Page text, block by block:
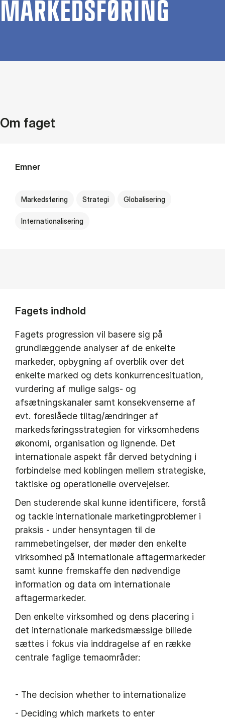
MAR­KEDS­FØ­RING
Om faget
Emner
Markedsføring Strategi Globalisering
Internationalisering
Fagets indhold
Fagets progression vil basere sig på
grundlæggende analyser af de enkelte
markeder, opbygning af overblik over det
enkelte marked og dets konkurrencesituation,
vurdering af mulige salgs- og
afsætningskanaler samt konsekvenserne af
evt. foreslåede tiltag/ændringer af
markedsføringsstrategien for virksomhedens
økonomi, organisation og lignende. Det
internationale aspekt får derved betydning i
forbindelse med koblingen mellem strategiske,
taktiske og operationelle overvejelser.
Den studerende skal kunne identificere, forstå
og tackle internationale marketingproblemer i
praksis - under hensyntagen til de
rammebetingelser, der møder den enkelte
virksomhed på internationale aftagermarkeder
samt kunne fremskaffe den nødvendige
information og data om internationale
aftagermarkeder.
Den enkelte virksomhed og dens placering i
det internationale markedsmæssige billede
sættes i fokus via inddragelse af en række
centrale faglige temaområder:
- The decision whether to internationalize
- Deciding which markets to enter